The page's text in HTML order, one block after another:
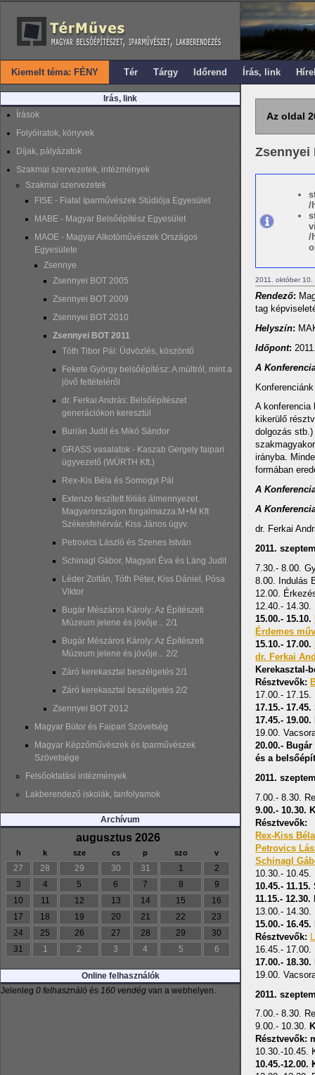
Kiemelt téma: FÉNY Tér Tárgy Időrend Írás, link
Irás, link
Írások
Folyóiratok, könyvek
Díjak, pályázatok
Szakmai szervezetek, intézmények
Szakmai szervezetek
FISE - Fiatal Iparművészek Stúdiója Egyesület
MABE - Magyar Belsőépítész Egyesület
MAOE - Magyar Alkotóművészek Országos
Egyesülete
Zsennye
Zsennyei BOT 2005
Zsennyei BOT 2009
Zsennyei BOT 2010
Zsennyei BOT 2011
Tóth Tibor Pál: Üdvözlés, köszöntő
Fekete György belsőépítész: A múltról, mint a
jövő feltételéről
dr. Ferkai András: Belsőépítészet
generációkon keresztül
Burián Judit és Mikó Sándor
GRASS vasalatok - Kaszab Gergely faipari
ügyvezető (WÜRTH Kft.)
Rex-Kis Béla és Somogyi Pál
Extenzo feszített fóliás álmennyezet.
Magyarországon forgalmazza:M+M Kft
Székesfehérvár, Kiss János ügyv.
Petrovics László és Szenes István
Schinagl Gábor, Magyari Éva és Láng Judit
Léder Zoltán, Tóth Péter, Kiss Dániel, Pósa
Viktor
Bugár Mészáros Károly: Az Építészeti
Múzeum jelene és jövője... 2/1
Bugár Mészáros Károly: Az Építészeti
Múzeum jelene és jövője... 2/2
Záró kerekasztal beszélgetés 2/1
Záró kerekasztal beszélgetés 2/2
Zsennyei BOT 2012
Magyar Bútor és Faipari Szövetség
Magyar Képzőművészek és Iparművészek
Szövetsége
Felsőoktatási intézmények
Lakberendező iskolák, tanfolyamok
Archívum
augusztus 2026
h k sze cs p szo v
27 28 29 30 31 1
2
3
4 5 6 7 8
9
10
11 12 13 14 15
16
17
18 19 20 21 22
23
24
25 26 27 28 29
30
31
1 2 3 4 5 6
Online felhasználók
Jelenleg 0 felhasználó és 160 vendég van a webhelyen.
Az oldal
Zsennyei
/
/
2011. október 10.
Rendező:
tag
Helyszín:
Időpont:
A
A konferencia
kikerülő
dolgozás
irányba.
formában
A
A
dr. Ferkai
2011.
7.30.- 8.00.
8.00. Indulás
12.00.
12.40.- 14.30.
15.00.- 15.10.
Érdemes
15.10.- 17.00.
dr. Ferkai
Kerekasztal-
Résztvevők:
17.00.-
17.15.-
17.45.-
19.00.
20.00.-
és a
2011.
7.00.- 8.30.
9.00.- 10.30.
Résztvevők:
Rex-Kiss
Petrovics
Schinagl
10.30.-
10.45.-
11.15.-
13.00.- 14.30.
15.00.-
Résztvevők:
16.45.-
17.00.-
19.00.
2011.
7.00.- 8.30.
9.00.- 10.30.
Résztvevők:
10.30.-10.45.
10.45.-12.00.